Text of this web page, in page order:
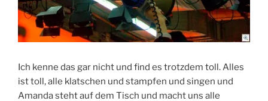
Ich kenne das gar nicht und find es trotzdem toll. Alles
ist toll, alle klatschen und stampfen und singen und
Amanda steht auf dem Tisch und macht uns alle